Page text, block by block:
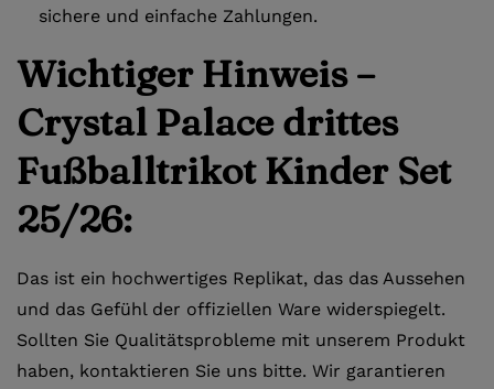
sichere und einfache Zahlungen.
Wichtiger Hinweis –
Crystal Palace drittes
Fußballtrikot Kinder Set
25/26:
Das ist ein hochwertiges Replikat, das das Aussehen
und das Gefühl der offiziellen Ware widerspiegelt.
Sollten Sie Qualitätsprobleme mit unserem Produkt
haben, kontaktieren Sie uns bitte. Wir garantieren